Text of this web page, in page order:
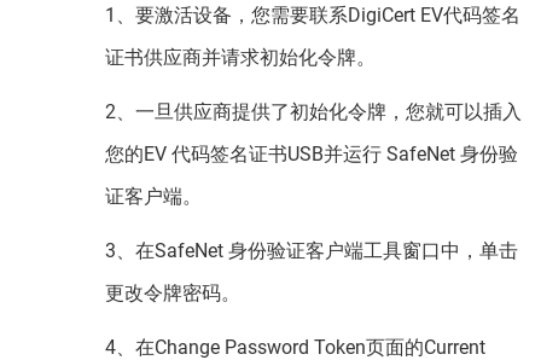
1、要激活设备，您需要联系DigiCert EV代码签名
证书供应商并请求初始化令牌。
2、一旦供应商提供了初始化令牌，您就可以插入
您的EV 代码签名证书USB并运行 SafeNet 身份验
证客户端。
3、在SafeNet 身份验证客户端工具窗口中，单击
更改令牌密码。
4、在Change Password Token页面的Current